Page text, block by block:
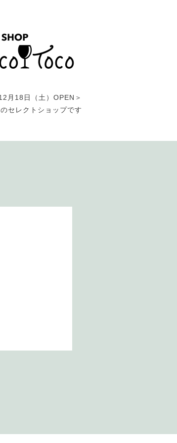
月18日（土）OPEN＞
セレクトショップです